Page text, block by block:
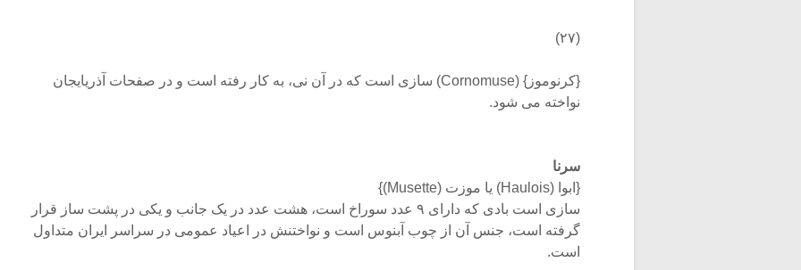
(۲۷)
{کرنوموز} (Cornomuse) سازی است که در آن نی، به کار رفته است و در صفحات آذریایجان
نواخته می شود.
سرنا
{ابوا (Haulois) یا موزت (Musette)}
سازی است بادی که دارای ۹ عدد سوراخ است، هشت عدد در یک جانب و یکی در پشت ساز قرار
گرفته است، جنس آن از چوب آبنوس است و نواختنش در اعیاد عمومی در سراسر ایران متداول
است.